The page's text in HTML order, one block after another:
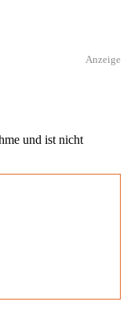
Anzeige
und ist nicht